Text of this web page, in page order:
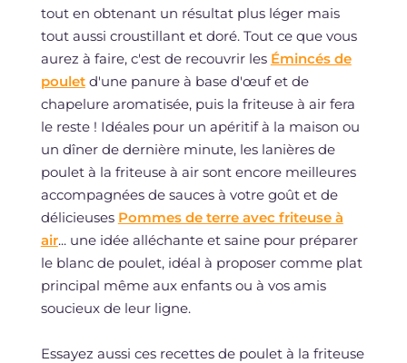
tout en obtenant un résultat plus léger mais
tout aussi croustillant et doré. Tout ce que vous
aurez à faire, c'est de recouvrir les Émincés de
pouletd'une panure à base d'œuf et de
chapelure aromatisée, puis la friteuse à air fera
le reste ! Idéales pour un apéritif à la maison ou
un dîner de dernière minute, les lanières de
poulet à la friteuse à air sont encore meilleures
accompagnées de sauces à votre goût et de
délicieuses Pommes de terre avec friteuse à
air... une idée alléchante et saine pour préparer
le blanc de poulet, idéal à proposer comme plat
principal même aux enfants ou à vos amis
soucieux de leur ligne.
Essayez aussi ces recettes de poulet à la friteuse